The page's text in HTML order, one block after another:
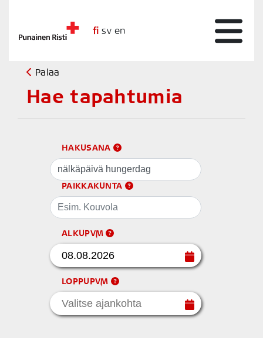
fi sv en
Palaa
Hae tapahtumia
HAKUSANA
PAIKKAKUNTA
ALKUPVM
LOPPUPVM